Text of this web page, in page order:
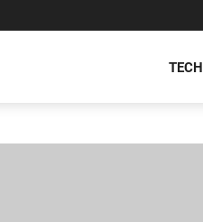
TECH